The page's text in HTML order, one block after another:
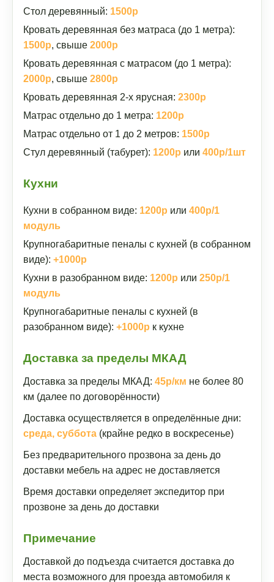
Стол деревянный: 1500р
Кровать деревянная без матраса (до 1 метра):
1500р, свыше 2000р
Кровать деревянная с матрасом (до 1 метра):
2000р, свыше 2800р
Кровать деревянная 2-х ярусная: 2300р
Матрас отдельно до 1 метра: 1200р
Матрас отдельно от 1 до 2 метров: 1500р
Стул деревянный (табурет): 1200р или 400р/1шт
Кухни
Кухни в собранном виде: 1200р или 400р/1
модуль
Крупногабаритные пеналы с кухней (в собранном
виде): +1000р
Кухни в разобранном виде: 1200р или 250р/1
модуль
Крупногабаритные пеналы с кухней (в
разобранном виде): +1000р к кухне
Доставка за пределы МКАД
Доставка за пределы МКАД: 45р/км не более 80
км (далее по договорённости)
Доставка осуществляется в определённые дни:
среда, суббота (крайне редко в воскресенье)
Без предварительного прозвона за день до
доставки мебель на адрес не доставляется
Время доставки определяет экспедитор при
прозвоне за день до доставки
Примечание
Доставкой до подъезда считается доставка до
места возможного для проезда автомобиля к